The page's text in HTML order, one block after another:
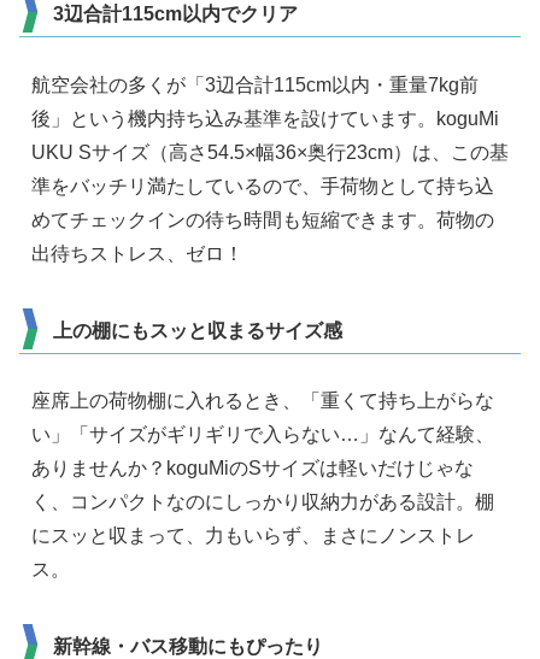
3辺合計115cm以内でクリア
航空会社の多くが「3辺合計115cm以内・重量7kg前
後」という機内持ち込み基準を設けています。koguMi
UKU Sサイズ（高さ54.5×幅36×奥行23cm）は、この基
準をバッチリ満たしているので、手荷物として持ち込
めてチェックインの待ち時間も短縮できます。荷物の
出待ちストレス、ゼロ！
上の棚にもスッと収まるサイズ感
座席上の荷物棚に入れるとき、「重くて持ち上がらな
い」「サイズがギリギリで入らない…」なんて経験、
ありませんか？koguMiのSサイズは軽いだけじゃな
く、コンパクトなのにしっかり収納力がある設計。棚
にスッと収まって、力もいらず、まさにノンストレ
ス。
新幹線・バス移動にもぴったり